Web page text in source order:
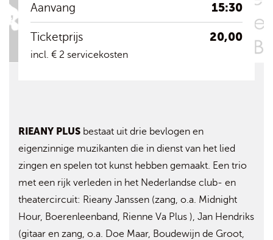
Aanvang 15:30
Ticketprijs 20,00
incl. € 2 servicekosten
RIEANY PLUS bestaat uit drie bevlogen en
eigenzinnige muzikanten die in dienst van het lied
zingen en spelen tot kunst hebben gemaakt. Een trio
met een rijk verleden in het Nederlandse club- en
theatercircuit: Rieany Janssen (zang, o.a. Midnight
Hour, Boerenleenband, Rienne Va Plus ), Jan Hendriks
(gitaar en zang, o.a. Doe Maar, Boudewijn de Groot,